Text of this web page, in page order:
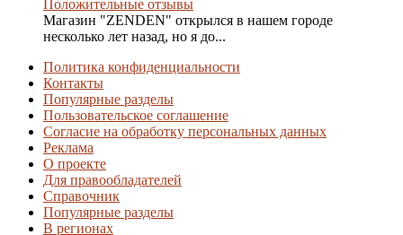
Положительные отзывы
Магазин "ZENDEN" открылся в нашем городе
несколько лет назад, но я до...
Политика конфиденциальности
Контакты
Популярные разделы
Пользовательское соглашение
Согласие на обработку персональных данных
Реклама
О проекте
Для правообладателей
Справочник
Популярные разделы
В регионах